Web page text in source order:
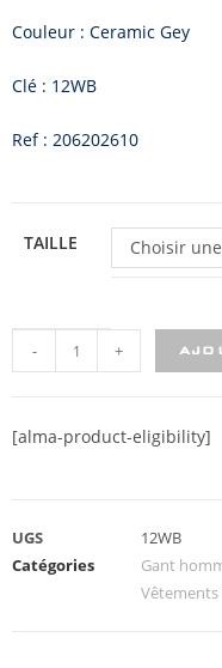
Couleur : Ceramic Gey
Clé : 12WB
Ref : 206202610
TAILLE Choisir
- +
[alma-product-eligibility]
UGS
12WB
Catégories
Gant